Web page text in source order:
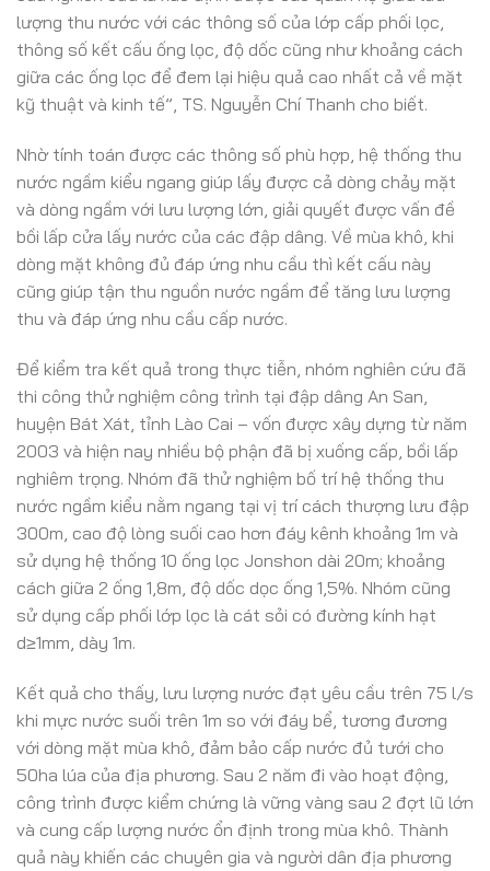
lượng thu nước với các thông số của lớp cấp phối lọc,
thông số kết cấu ống lọc, độ dốc cũng như khoảng cách
giữa các ống lọc để đem lại hiệu quả cao nhất cả về mặt
kỹ thuật và kinh tế”, TS. Nguyễn Chí Thanh cho biết.
Nhờ tính toán được các thông số phù hợp, hệ thống thu
nước ngầm kiểu ngang giúp lấy được cả dòng chảy mặt
và dòng ngầm với lưu lượng lớn, giải quyết được vấn đề
bồi lấp cửa lấy nước của các đập dâng. Về mùa khô, khi
dòng mặt không đủ đáp ứng nhu cầu thì kết cấu này
cũng giúp tận thu nguồn nước ngầm để tăng lưu lượng
thu và đáp ứng nhu cầu cấp nước.
Để kiểm tra kết quả trong thực tiễn, nhóm nghiên cứu đã
thi công thử nghiệm công trình tại đập dâng An San,
huyện Bát Xát, tỉnh Lào Cai – vốn được xây dựng từ năm
2003 và hiện nay nhiều bộ phận đã bị xuống cấp, bồi lấp
nghiêm trọng. Nhóm đã thử nghiệm bố trí hệ thống thu
nước ngầm kiểu nằm ngang tại vị trí cách thượng lưu đập
300m, cao độ lòng suối cao hơn đáy kênh khoảng 1m và
sử dụng hệ thống 10 ống lọc Jonshon dài 20m; khoảng
cách giữa 2 ống 1,8m, độ dốc dọc ống 1,5%. Nhóm cũng
sử dụng cấp phối lớp lọc là cát sỏi có đường kính hạt
d≥1mm, dày 1m.
Kết quả cho thấy, lưu lượng nước đạt yêu cầu trên 75 l/s
khi mực nước suối trên 1m so với đáy bể, tương đương
với dòng mặt mùa khô, đảm bảo cấp nước đủ tưới cho
50ha lúa của địa phương. Sau 2 năm đi vào hoạt động,
công trình được kiểm chứng là vững vàng sau 2 đợt lũ lớn
và cung cấp lượng nước ổn định trong mùa khô. Thành
quả này khiến các chuyên gia và người dân địa phương